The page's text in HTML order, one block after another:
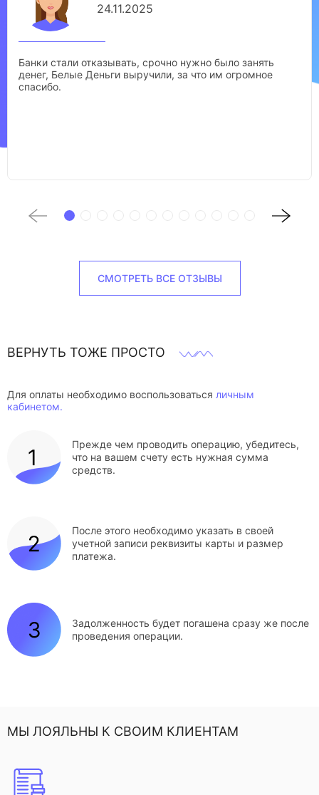
24.11.2025
Банки стали отказывать, срочно нужно было занять
денег, Белые Деньги выручили, за что им огромное
спасибо.
СМОТРЕТЬ ВСЕ ОТЗЫВЫ
ВЕРНУТЬ ТОЖЕ ПРОСТО
Для оплаты необходимо воспользоваться личным
кабинетом.
Прежде чем проводить операцию, убедитесь,
что на вашем счету есть нужная сумма
средств.
После этого необходимо указать в своей
учетной записи реквизиты карты и размер
платежа.
Задолженность будет погашена сразу же после
проведения операции.
МЫ ЛОЯЛЬНЫ К СВОИМ КЛИЕНТАМ